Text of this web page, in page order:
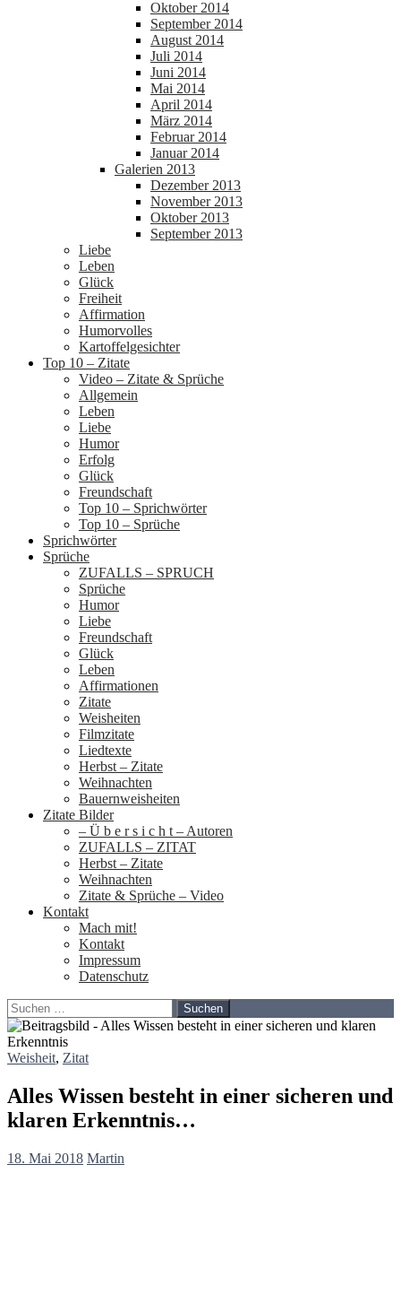
Oktober 2014
September 2014
August 2014
Juli 2014
Juni 2014
Mai 2014
April 2014
März 2014
Februar 2014
Januar 2014
Galerien 2013
Dezember 2013
November 2013
Oktober 2013
September 2013
Liebe
Leben
Glück
Freiheit
Affirmation
Humorvolles
Kartoffelgesichter
Top 10 – Zitate
Video – Zitate & Sprüche
Allgemein
Leben
Liebe
Humor
Erfolg
Glück
Freundschaft
Top 10 – Sprichwörter
Top 10 – Sprüche
Sprichwörter
Sprüche
ZUFALLS – SPRUCH
Sprüche
Humor
Liebe
Freundschaft
Glück
Leben
Affirmationen
Zitate
Weisheiten
Filmzitate
Liedtexte
Herbst – Zitate
Weihnachten
Bauernweisheiten
Zitate Bilder
– Ü b e r s i c h t – Autoren
ZUFALLS – ZITAT
Herbst – Zitate
Weihnachten
Zitate & Sprüche – Video
Kontakt
Mach mit!
Kontakt
Impressum
Datenschutz
Suchen
nach:
Weisheit, Zitat
Alles Wissen besteht in einer sicheren und
klaren Erkenntnis…
18. Mai 2018 Martin